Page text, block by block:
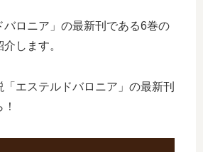
バロニア」の最新刊である6巻の
します。
エステルドバロニア」の最新刊